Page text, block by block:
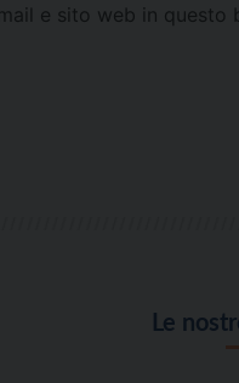
e sito web in
Le